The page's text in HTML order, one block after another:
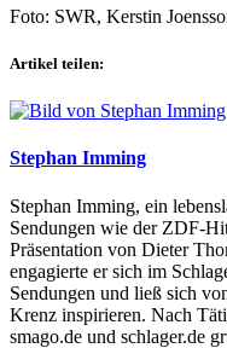
Foto: SWR, Kerstin
Artikel teilen:
Stephan Imming
Stephan Imming, ein
Sendungen wie der ZDF-
Präsentation von Dieter
engagierte er sich im
Sendungen und ließ sich
Krenz inspirieren. Nach
smago.de und schlager.de